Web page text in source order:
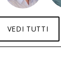
VEDI TUTTI